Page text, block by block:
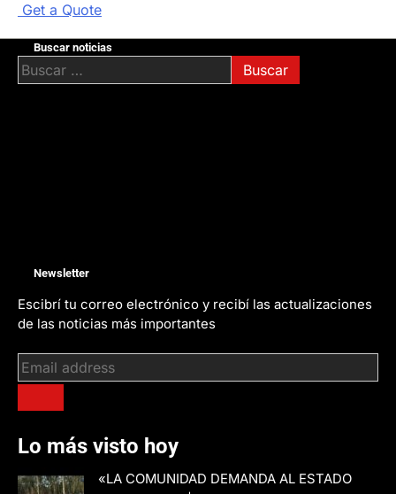
Get a Quote
Buscar noticias
Buscar:
Newsletter
Escibrí tu correo electrónico y recibí las actualizaciones
de las noticias más importantes
Lo más visto hoy
«LA COMUNIDAD DEMANDA AL ESTADO